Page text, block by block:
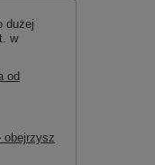
dużej
w
od
obejrzysz